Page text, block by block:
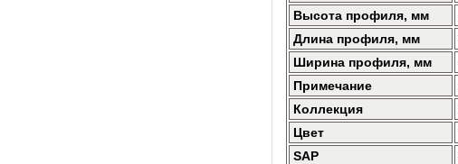
Высота профиля, мм
Длина профиля, мм
Ширина профиля, мм
Примечание
Коллекция
Цвет
SAP